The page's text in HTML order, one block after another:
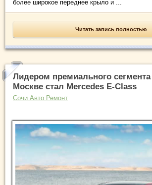
более широкое переднее крыло и ...
Читать запись полностью
Лидером премиального
Москве стал Mercedes E-Class
Сочи Авто Ремонт